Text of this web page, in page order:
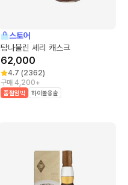
스토어
탐나불린 셰리 캐스크
62,000
4.7 (2362)
구매 4,200+
품절임박 하이볼용술